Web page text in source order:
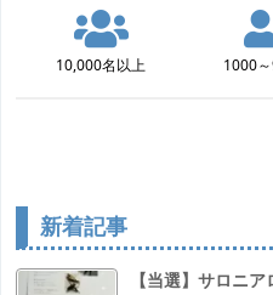
10,000名以上 1000
新着記事
【当選】サロニ